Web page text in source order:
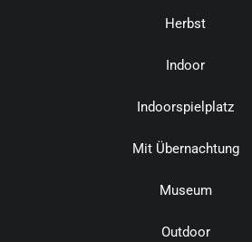
Herbst
Indoor
Indoorspielplatz
Mit Übernachtung
Museum
Outdoor